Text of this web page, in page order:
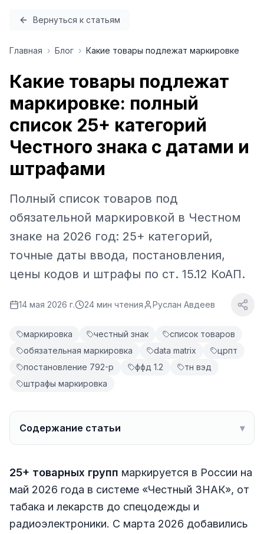
Вернуться к статьям
Главная › Блог › Какие товары подлежат маркировке
Какие товары подлежат
маркировке: полный
список 25+ категорий
Честного знака с датами и
штрафами
Полный список товаров под
обязательной маркировкой в Честном
знаке на 2026 год: 25+ категорий,
точные даты ввода, постановления,
цены кодов и штрафы по ст. 15.12 КоАП.
14 мая 2026 г. 24 мин чтения Руслан Авдеев
маркировка честный знак
список товаров
обязательная маркировка
data matrix
црпт
постановление 792-р
ффд 1.2
тн вэд
штрафы маркировка
Содержание статьи ▾
25+ товарных групп маркируется в России на
май 2026 года в системе «Честный ЗНАК», от
табака и лекарств до спецодежды и
радиоэлектроники. С марта 2026 добавились